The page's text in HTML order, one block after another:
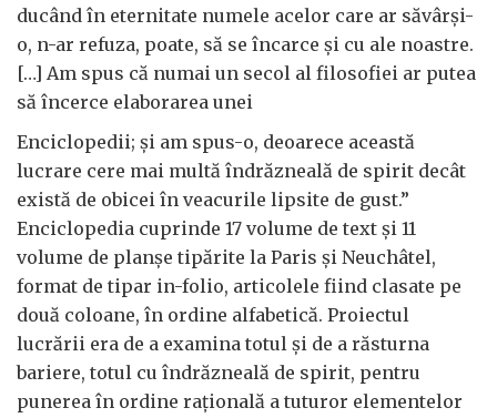
ducând în eternitate numele acelor care ar săvârși-
o, n-ar refuza, poate, să se încarce și cu ale noastre.
[…] Am spus că numai un secol al filosofiei ar putea
să încerce elaborarea unei
Enciclopedii; și am spus-o, deoarece această
lucrare cere mai multă îndrăzneală de spirit decât
există de obicei în veacurile lipsite de gust.”
Enciclopedia cuprinde 17 volume de text și 11
volume de planșe tipărite la Paris și Neuchâtel,
format de tipar in-folio, articolele fiind clasate pe
două coloane, în ordine alfabetică. Proiectul
lucrării era de a examina totul și de a răsturna
bariere, totul cu îndrăzneală de spirit, pentru
punerea în ordine rațională a tuturor elementelor